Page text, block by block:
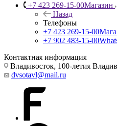
+7 423 269-15-00Магазин
Назад
Телефоны
+7 423 269-15-00
+7 902 483-15-00
Контактная информация
Владивосток, 100-летия
dvsotavl@mail.ru